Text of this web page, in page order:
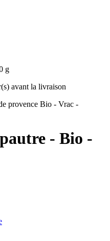
g
avant la livraison
- Bio -